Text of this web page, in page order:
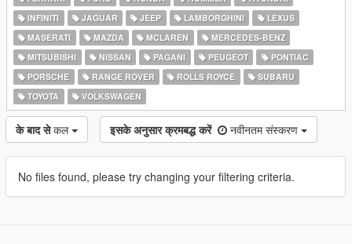
INFINITI
JAGUAR JEEP LAMBORGHINI
LEXUS
MASERATI
MAZDA MCLAREN
MERCEDES-BENZ
MITSUBISHI
NISSAN PAGANI PEUGEOT
PONTIAC
PORSCHE
RANGE ROVER ROLLS ROYCE
SUBARU
TOYOTA
VOLKSWAGEN
के बाद से कल इसके अनुसार क्रमबद्ध करें नवीनतम संस्करण
No files found, please try changing your filtering criteria.